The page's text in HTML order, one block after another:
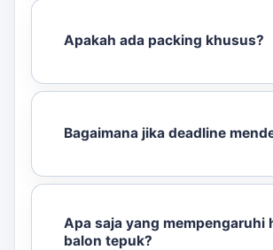
Apakah ada packing khusus?
Bagaimana jika deadline
Apa saja yang mempengaruhi
balon tepuk?